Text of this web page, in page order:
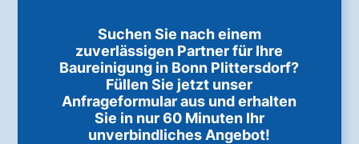
Suchen Sie nach einem
zuverlässigen Partner für Ihre
Baureinigung in Bonn Plittersdorf?
Füllen Sie jetzt unser
Anfrageformular aus und erhalten
Sie in nur 60 Minuten Ihr
unverbindliches Angebot!